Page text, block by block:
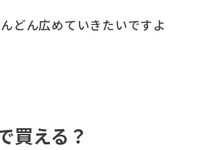
どん広めていきたいですよ
買える？